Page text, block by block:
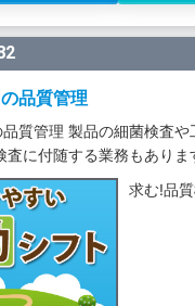
品質管理
質管理 製品の細菌検査や
に付随する業務もありま
求む!品